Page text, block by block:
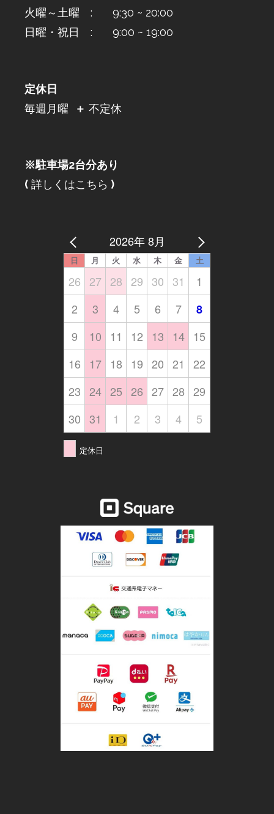
火曜～土曜 : 9:30 ~ 20:00
日曜・祝日 : 9:00 ~ 19:00
定休日
毎週月曜
＋ 不定休
※駐車場2台分あり
( 詳しくはこちら )
2026年 8月
日 月 火 水 木 金 土
26 27 28 29 30 31
1
2
3 4 5 6 7
8
9
10 11 12 13 14
15
16
17 18 19 20 21
22
23 24 25 26 27 28 29
30 31 1 2 3 4 5
定休日